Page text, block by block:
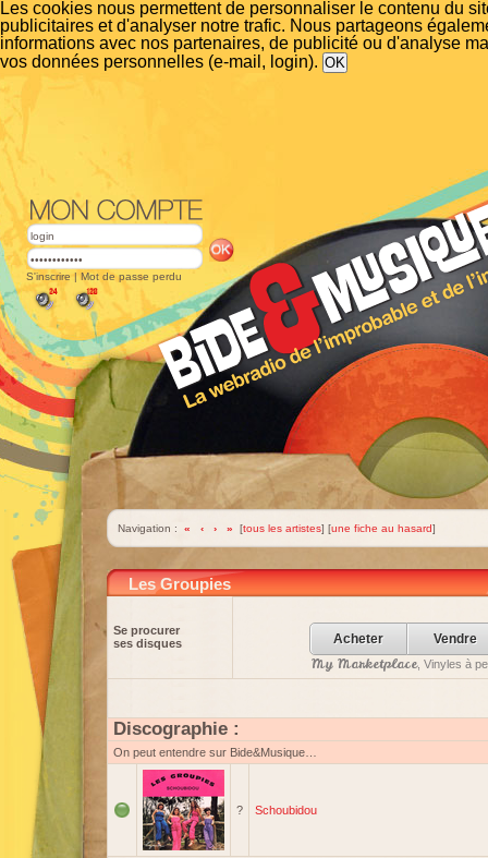
Les cookies nous permettent de personnaliser le contenu du
publicitaires et d'analyser notre trafic. Nous partageons
informations avec nos partenaires, de publicité ou d'analyse
vos données personnelles (e-mail, login).
S'inscrire | Mot de passe perdu
Navigation : « ‹ › » [tous les artistes] [une fiche au hasard]
Les Groupies
Se procurer
ses disques
Acheter Vendre
My Marketplace, Vinyles à
Discographie :
On peut entendre sur Bide&Musique…
? Schoubidou